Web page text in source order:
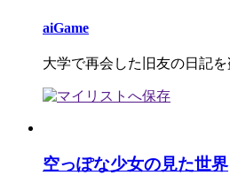
aiGame
大学で再会した旧友の日記
空っぽな少女の見た世界